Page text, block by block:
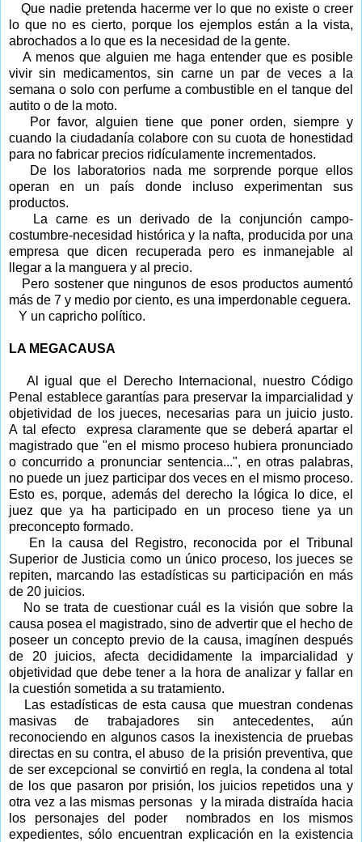
Que nadie pretenda hacerme ver lo que no existe o creer
lo que no es cierto, porque los ejemplos están a la vista,
abrochados a lo que es la necesidad de la gente.
A menos que alguien me haga entender que es posible
vivir sin medicamentos, sin carne un par de veces a la
semana o solo con perfume a combustible en el tanque del
autito o de la moto.
Por favor, alguien tiene que poner orden, siempre y
cuando la ciudadanía colabore con su cuota de honestidad
para no fabricar precios ridículamente incrementados.
De los laboratorios nada me sorprende porque ellos
operan en un país donde incluso experimentan sus
productos.
La carne es un derivado de la conjunción campo-
costumbre-necesidad histórica y la nafta, producida por una
empresa que dicen recuperada pero es inmanejable al
llegar a la manguera y al precio.
Pero sostener que ningunos de esos productos aumentó
más de 7 y medio por ciento, es una imperdonable ceguera.
Y un capricho político.
LA MEGACAUSA
Al igual que el Derecho Internacional, nuestro Código
Penal establece garantías para preservar la imparcialidad y
objetividad de los jueces, necesarias para un juicio justo.
A tal efecto
expresa claramente que se deberá apartar el
magistrado que "en el mismo proceso hubiera pronunciado
o concurrido a pronunciar sentencia...", en otras palabras,
no puede un juez participar dos veces en el mismo proceso.
Esto es, porque, además del derecho la lógica lo dice, el
juez que ya ha participado en un proceso tiene ya un
preconcepto formado.
En la causa del Registro, reconocida por el Tribunal
Superior de Justicia como un único proceso, los jueces se
repiten, marcando las estadísticas su participación en más
de 20 juicios.
No se trata de cuestionar cuál es la visión que sobre la
causa posea el magistrado, sino de advertir que el hecho de
poseer un concepto previo de la causa, imagínen después
de 20 juicios, afecta decididamente la imparcialidad y
objetividad que debe tener a la hora de analizar y fallar en
la cuestión sometida a su tratamiento.
Las estadísticas de esta causa que muestran condenas
masivas de trabajadores sin antecedentes, aún
reconociendo en algunos casos la inexistencia de pruebas
directas en su contra, el abuso de la prisión preventiva, que
de ser excepcional se convirtió en regla, la condena al total
de los que pasaron por prisión, los juicios repetidos una y
otra vez a las mismas personas y la mirada distraída hacia
los personajes del poder nombrados en los mismos
expedientes, sólo encuentran explicación en la existencia